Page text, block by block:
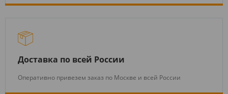
Доставка по всей России
Оперативно привезем заказ по Москве и всей России